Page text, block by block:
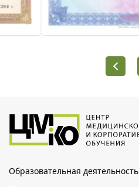
Образовательная деятельность